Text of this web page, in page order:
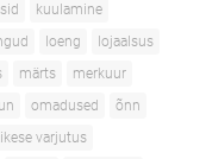
kuulamine
loeng
lojaalsus
märts
merkuur
omadused
õnn
varjutus